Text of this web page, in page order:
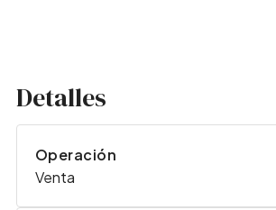
Detalles
Operación
Venta